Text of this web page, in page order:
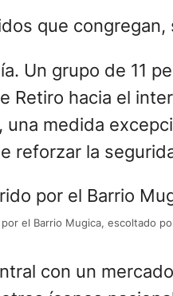
el Barrio Mugica, escoltado
con un
íconos
vecinas del Barrio
comunitarios